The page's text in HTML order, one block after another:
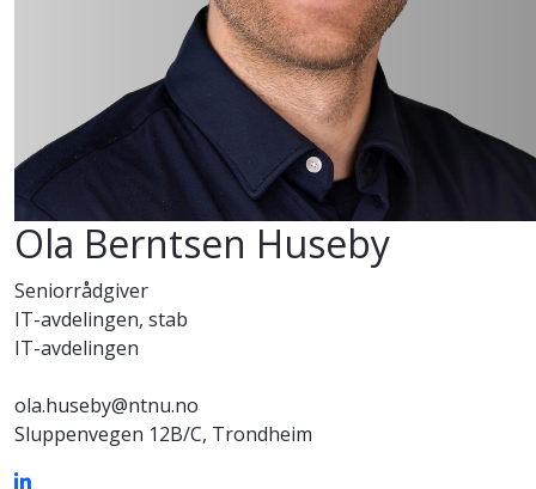
Ola Berntsen Huseby
Seniorrådgiver
IT-avdelingen, stab
IT-avdelingen
ola.huseby@ntnu.no
Sluppenvegen 12B/C, Trondheim